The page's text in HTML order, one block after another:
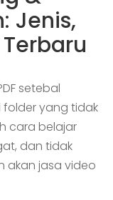
Jenis,
setebal
folder yang tidak
cara belajar
dan tidak
akan jasa video